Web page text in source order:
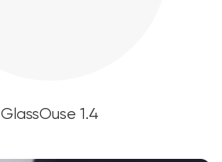
GlassOuse 1.4